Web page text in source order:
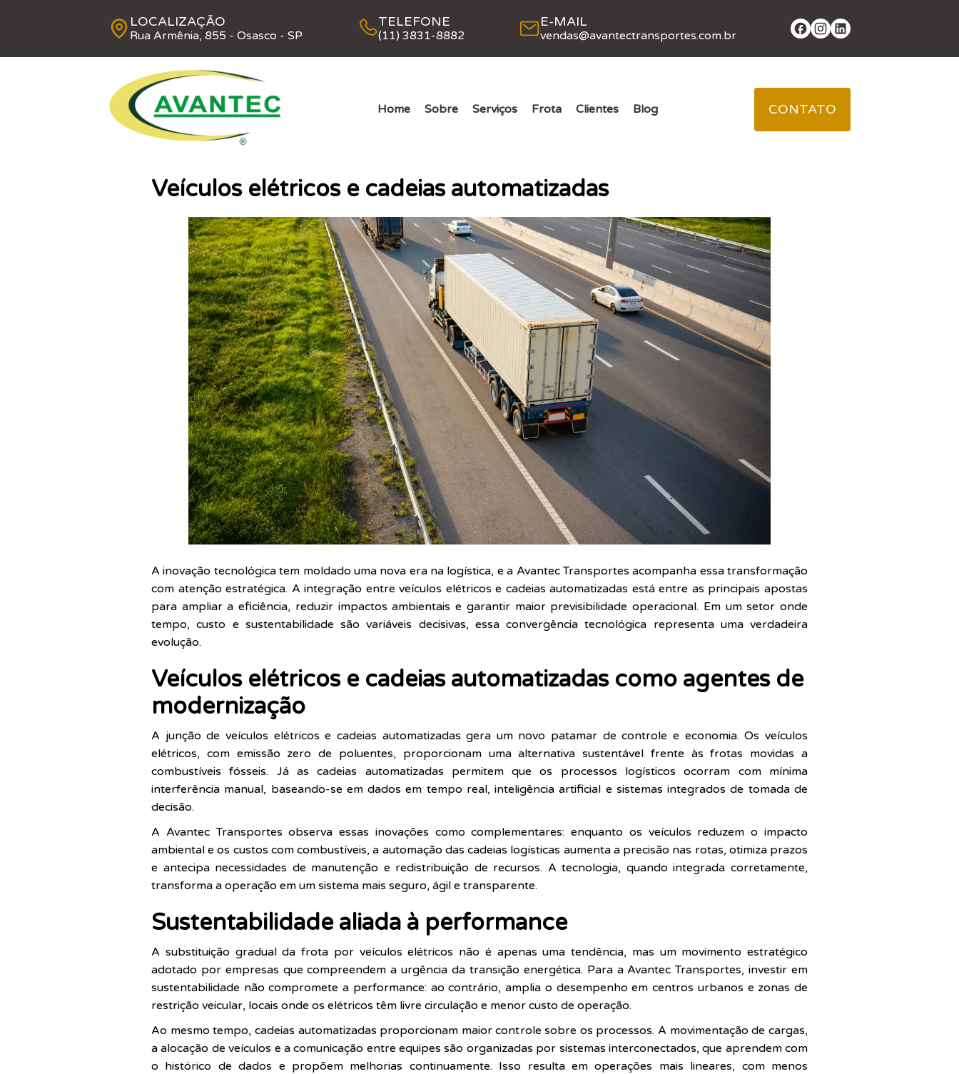
LOCALIZAÇÃO
Rua Armênia, 855 - Osasco - SP
TELEFONE
(11) 3831-8882
E-MAIL
vendas@avantectransportes.com.br
Home Sobre Serviços Frota Clientes Blog CONTATO
Veículos elétricos e cadeias automatizadas
A inovação tecnológica tem moldado uma nova era na logística, e a Avantec Transportes acompanha essa transformação
com atenção estratégica. A integração entre veículos elétricos e cadeias automatizadas está entre as principais apostas
para ampliar a eficiência, reduzir impactos ambientais e garantir maior previsibilidade operacional. Em um setor onde
tempo, custo e sustentabilidade são variáveis decisivas, essa convergência tecnológica representa uma verdadeira
evolução.
Veículos elétricos e cadeias automatizadas como agentes de
modernização
A junção de veículos elétricos e cadeias automatizadas gera um novo patamar de controle e economia. Os veículos
elétricos, com emissão zero de poluentes, proporcionam uma alternativa sustentável frente às frotas movidas a
combustíveis fósseis. Já as cadeias automatizadas permitem que os processos logísticos ocorram com mínima
interferência manual, baseando-se em dados em tempo real, inteligência artificial e sistemas integrados de tomada de
decisão.
A Avantec Transportes observa essas inovações como complementares: enquanto os veículos reduzem o impacto
ambiental e os custos com combustíveis, a automação das cadeias logísticas aumenta a precisão nas rotas, otimiza prazos
e antecipa necessidades de manutenção e redistribuição de recursos. A tecnologia, quando integrada corretamente,
transforma a operação em um sistema mais seguro, ágil e transparente.
Sustentabilidade aliada à performance
A substituição gradual da frota por veículos elétricos não é apenas uma tendência, mas um movimento estratégico
adotado por empresas que compreendem a urgência da transição energética. Para a Avantec Transportes, investir em
sustentabilidade não compromete a performance: ao contrário, amplia o desempenho em centros urbanos e zonas de
restrição veicular, locais onde os elétricos têm livre circulação e menor custo de operação.
Ao mesmo tempo, cadeias automatizadas proporcionam maior controle sobre os processos. A movimentação de cargas,
a alocação de veículos e a comunicação entre equipes são organizadas por sistemas interconectados, que aprendem com
o histórico de dados e propõem melhorias continuamente. Isso resulta em operações mais lineares, com menos